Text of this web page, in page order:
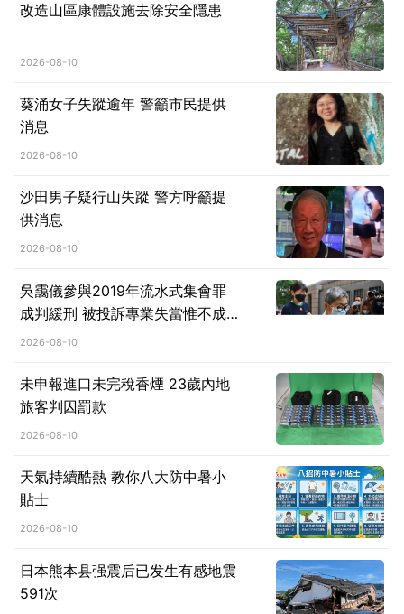
改造山區康體設施去除安全隱患
2026-08-10
葵涌女子失蹤逾年 警籲市民提供
消息
2026-08-10
沙田男子疑行山失蹤 警方呼籲提
供消息
2026-08-10
吳靄儀參與2019年流水式集會罪
成判緩刑 被投訴專業失當惟不成
立 大律師公會提覆核求推翻判決
2026-08-10
未申報進口未完稅香煙 23歲內地
旅客判囚罰款
2026-08-10
天氣持續酷熱 教你八大防中暑小
貼士
2026-08-10
日本熊本县强震后已发生有感地震
591次